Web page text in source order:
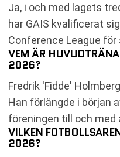
Ja, i och med lagets
har GAIS kvalificerat
Conference League
VEM ÄR
2026?
Fredrik 'Fidde'
Han förlängde i början
föreningen till och med
VILKEN
2026?